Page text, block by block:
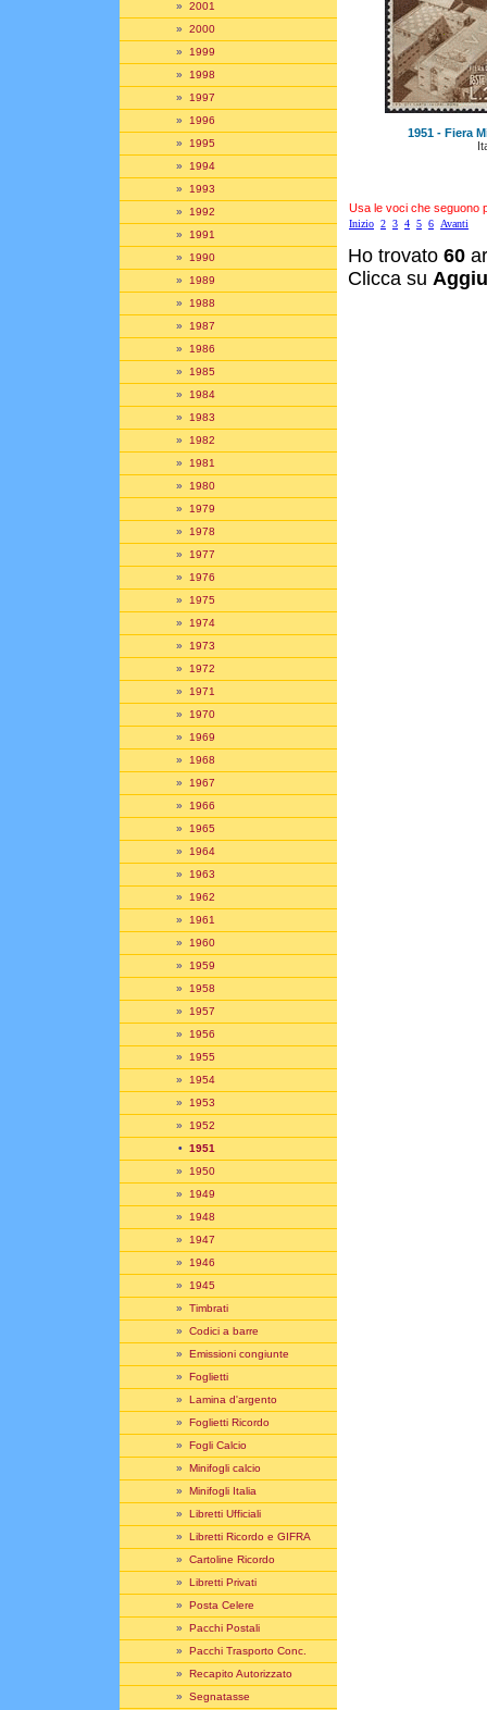
» 2001
» 2000
» 1999
» 1998
» 1997
» 1996
» 1995
» 1994
» 1993
» 1992
» 1991
» 1990
» 1989
» 1988
» 1987
» 1986
» 1985
» 1984
» 1983
» 1982
» 1981
» 1980
» 1979
» 1978
» 1977
» 1976
» 1975
» 1974
» 1973
» 1972
» 1971
» 1970
» 1969
» 1968
» 1967
» 1966
» 1965
» 1964
» 1963
» 1962
» 1961
» 1960
» 1959
» 1958
» 1957
» 1956
» 1955
» 1954
» 1953
» 1952
• 1951
» 1950
» 1949
» 1948
» 1947
» 1946
» 1945
» Timbrati
» Codici a barre
» Emissioni congiunte
» Foglietti
» Lamina d'argento
» Foglietti Ricordo
» Fogli Calcio
» Minifogli calcio
» Minifogli Italia
» Libretti Ufficiali
» Libretti Ricordo e GIFRA
» Cartoline Ricordo
» Libretti Privati
» Posta Celere
» Pacchi Postali
» Pacchi Trasporto Conc.
» Recapito Autorizzato
» Segnatasse
1951 - Fiera
Usa le voci che seguono
Inizio 2 3 4 5 6 Avanti
Ho trovato 60
Clicca su